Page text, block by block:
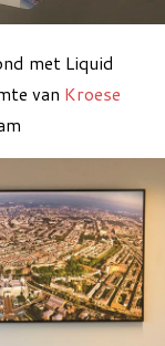
met Liquid
van Kroese